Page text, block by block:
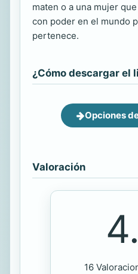
maten o a una mujer
con poder en el mundo
pertenece.
¿Cómo descargar el
Opciones
Valoración
16